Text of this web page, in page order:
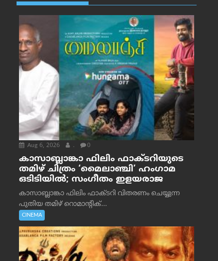
Aug 6, 2026 . 0
കാസാബ്ലാങ്കാ ഫിലിം ഫാക്ടറിയുടെ
തമിഴ് ചിത്രം ‘മൈലാഞ്ചി’ ഹംഗാമ
ഒടിടിയിൽ; സംഗീതം ഇളയരാജ
കാസാബ്ലാങ്കാ ഫിലിം ഫാക്ടറി വിതരണം ചെയ്യുന്ന
പുതിയ തമിഴ് റൊമാന്റിക്...
CINEMA